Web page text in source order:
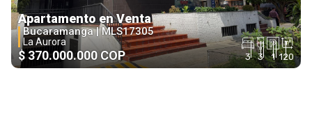
Apartamento en Venta
Bucaramanga |MLS17305
La Aurora
$ 370.000.000 COP 3 3 1 120